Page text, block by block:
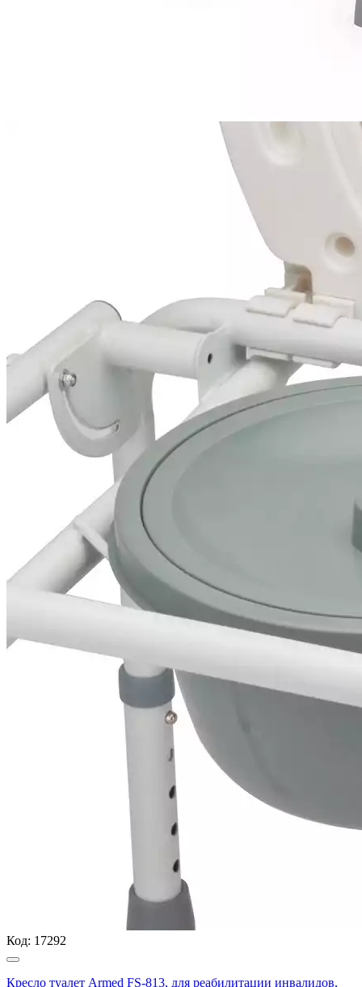
Код: 17292
Кресло туалет Armed FS-813, для реабилитации инвалидов,